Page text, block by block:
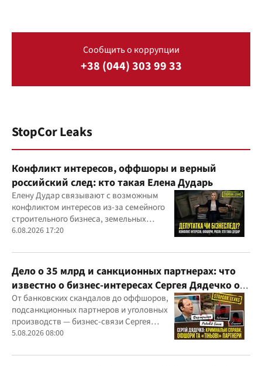
Сообщить о коррупции
+38 (044) 303 99 33
StopCor Leaks
Конфликт интересов, оффшоры и верный
российский след: кто такая Елена Дударь
Елену Дудар связывают с возможным
конфликтом интересов из-за семейного
строительного бизнеса, земельных
скандалов, судебных дел
6.08.2026 17:20
Дело о 35 млрд и санкционных партнерах: что
известно о бизнес-интересах Сергея Дядечко от
"Родовид Банка" до "ФАРМАСЕЛ"
От банковских скандалов до оффшоров,
подсанкционных партнеров и уголовных
производств — бизнес-связи Сергея
Дядечко до сих пор простираются через
юрисдикций
5.08.2026 08:00